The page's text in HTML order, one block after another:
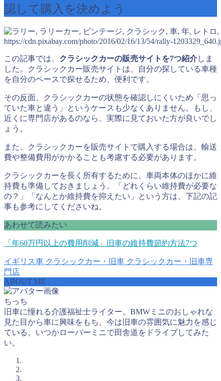
認して購入を決めよう
https://cdn.pixabay.com/photo/2016/02/16/13/54/rally-
この記事では、 クラシックカーの販売サイトを7つ紹介しま
した。クラシックカー販売サイトは、自分の探している車種
を自分のペースで探せるため、便利です。
その反面、クラシックカーの状態を確認しにくいため「思っ
ていた車と違う」というケースも少なくありません。もし、
近くに専門店があるのなら、実際に見ておいた方が良いでし
ょう。
また、クラシックカーを販売サイトで購入する場合は、輸送
費や整備費用がかかることも考慮する必要があります。
クラシックカーを長く所有するために、車両本体のほかに維
持費も準備しておきましょう。「どれくらい維持費が必要な
の？」「なんとか維持費を抑えたい」という方は、下記の記
事も参考にしてくださいね。
あわせて読みたい
「年60万円以上の費用削減」旧車の維持費節約方法7つ
イギリス車 クラシックカー・旧車 クラシックカー・旧車専
門店
ABOUT ME
ちっち
旧車に憧れる介護福祉士ライター。BMWミニのおしゃれな
見た目から車に興味をもち、今は旧車の雰囲気に魅力を感じ
ている。いつかローバーミニで田舎道をドライブしてみた
い。